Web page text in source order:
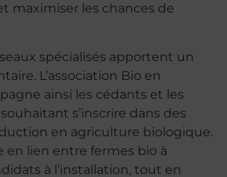
maximiser les chances de
spécialisés apportent un
L’association Bio en
ainsi les cédants et les
s’inscrire dans des
en agriculture biologique.
en lien entre fermes bio à
à l’installation, tout en